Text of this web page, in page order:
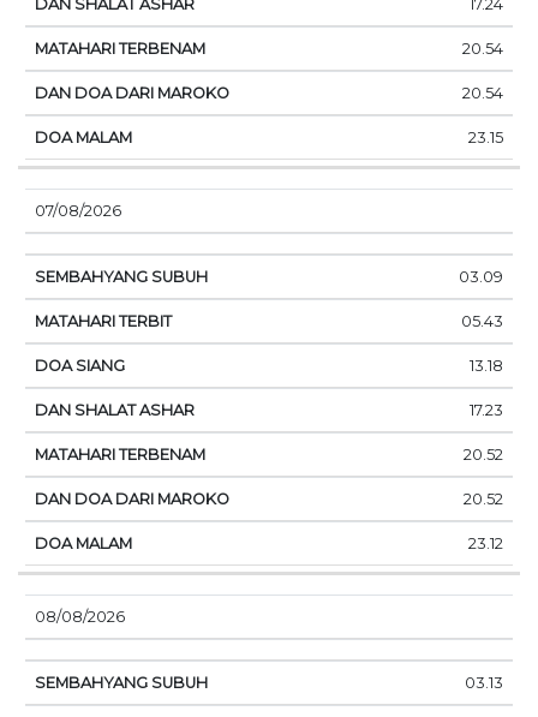
17.24
20.54
20.54
23.15
07/08/2026
03.09
05.43
13.18
17.23
20.52
20.52
23.12
08/08/2026
03.13